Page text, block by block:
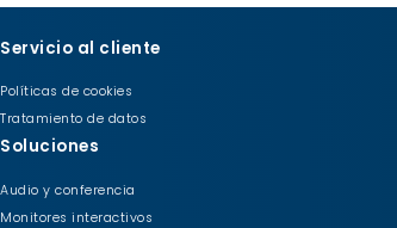
Servicio al cliente
Políticas de cookies
Tratamiento de datos
Soluciones
Audio y conferencia
Monitores interactivos